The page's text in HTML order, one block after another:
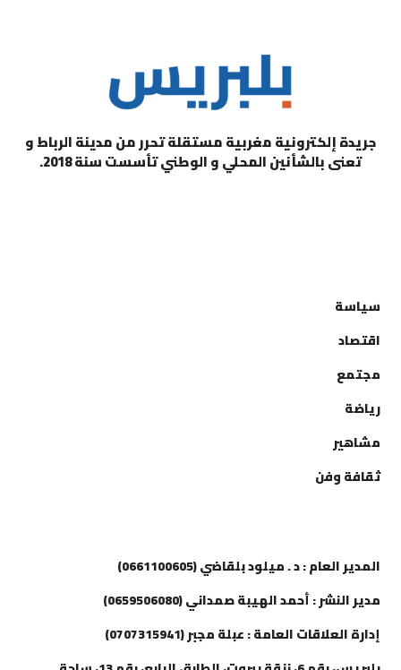
جريدة إلكترونية مغربية مستقلة تحرر من مدينة الرباط و
تعنى بالشأنين المحلي و الوطني تأسست سنة 2018.
سياسة
اقتصاد
مجتمع
رياضة
مشاهير
ثقافة وفن
المدير العام : د . ميلود بلقاضي (0661100605)
مدير النشر : أحمد الهيبة صمداني (0659506080)
إدارة العلاقات العامة : عبلة مجبر (0707315941)